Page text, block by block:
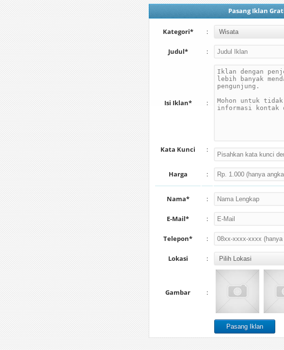
Pasang Iklan
Kategori* :
Judul* :
Isi Iklan* :
Kata Kunci :
Harga :
Nama* :
E-Mail* :
Telepon* :
Lokasi :
Gambar :